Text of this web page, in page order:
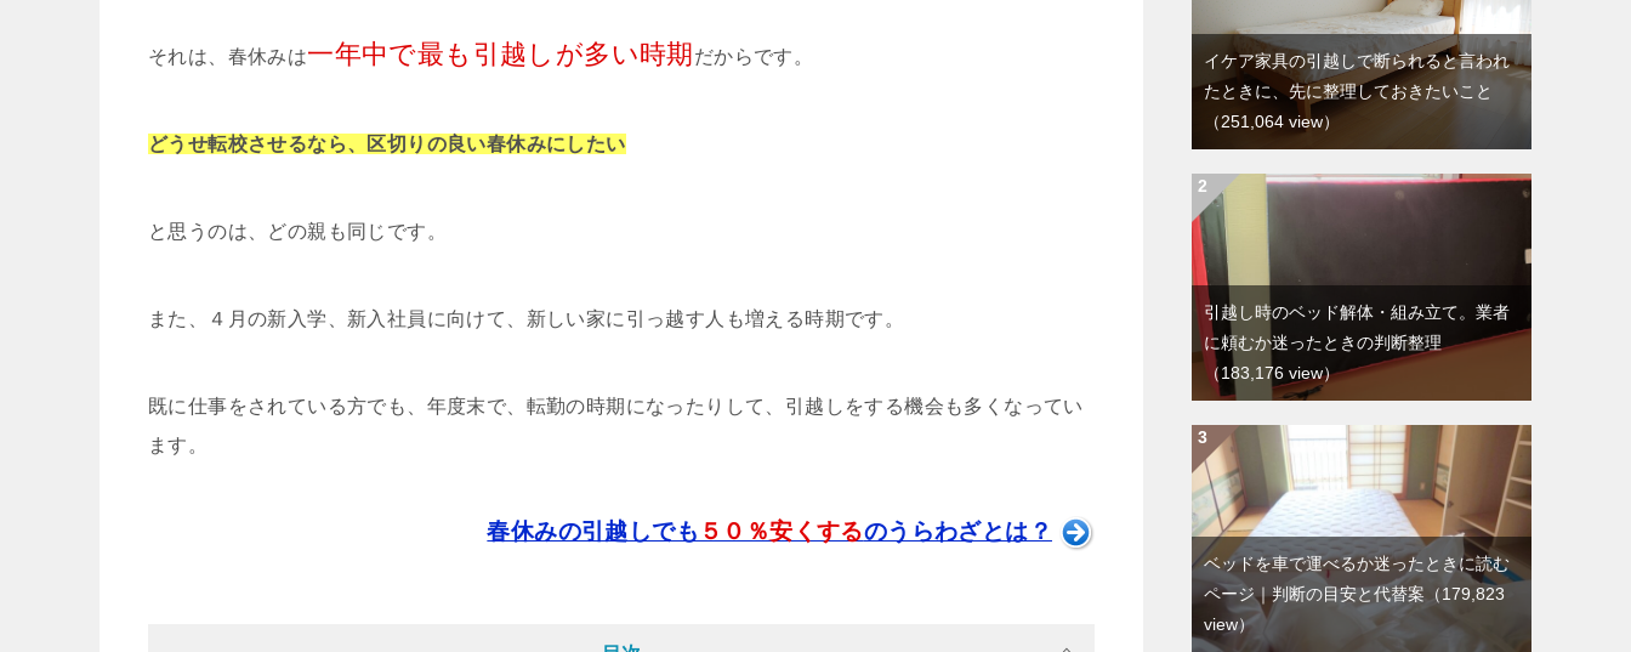
それは、春休みは一年中で最も引越しが多い時期だからです。
どうせ転校させるなら、区切りの良い春休みにしたい
と思うのは、どの親も同じです。
また、４月の新入学、新入社員に向けて、新しい家に引っ越す人も増える時期です。
既に仕事をされている方でも、年度末で、転勤の時期になったりして、引越しをする機会も多くなってい
ます。
春休みの引越しでも ５０％安くするのうらわざとは？
イケア家具の引越しで断られると言われ
たときに、先に整理しておきたいこと
（251,064 view）
引越し時のベッド解体・組み立て。業者
に頼むか迷ったときの判断整理
（183,176 view）
ベッドを車で運べるか迷ったときに読む
ページ｜判断の目安と代替案 （179,823
view）